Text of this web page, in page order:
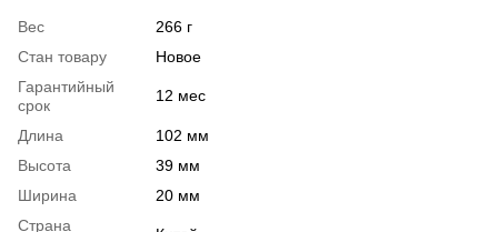
Вес
266 г
Стан товару
Новое
Гарантийный
срок
12 мес
Длина
102 мм
Высота
39 мм
Ширина
20 мм
Страна